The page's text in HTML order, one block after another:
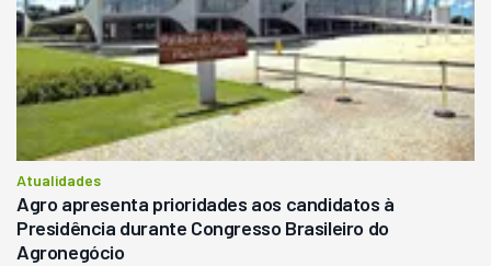
Atualidades
Agro apresenta prioridades aos candidatos à
Presidência durante Congresso Brasileiro do
Agronegócio